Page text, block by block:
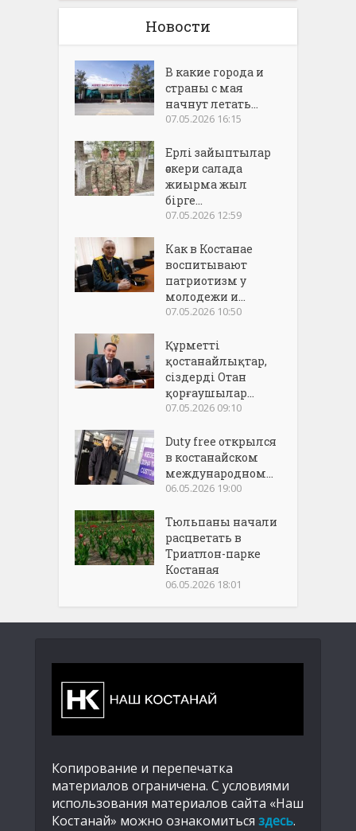
Новости
В какие города и
страны с мая
начнут летать...
07.05.2026 16:15
Ерлі зайыптылар
әскери салада
жиырма жыл
бірге...
07.05.2026 12:59
Как в Костанае
воспитывают
патриотизм у
молодежи и...
07.05.2026 10:50
Құрметті
қостанайлықтар,
сіздерді Отан
қорғаушылар...
07.05.2026 09:10
Duty free открылся
в костанайском
международном...
06.05.2026 19:00
Тюльпаны начали
расцветать в
Триатлон-парке
Костаная
06.05.2026 18:01
Копирование и перепечатка
материалов ограничена. С условиями
использования материалов сайта «Наш
Костанай» можно ознакомиться здесь.